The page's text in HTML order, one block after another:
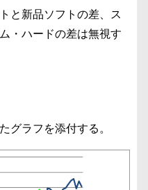
と新品ソフトの差、ス
・ハードの差は無視す
ラフを添付する。